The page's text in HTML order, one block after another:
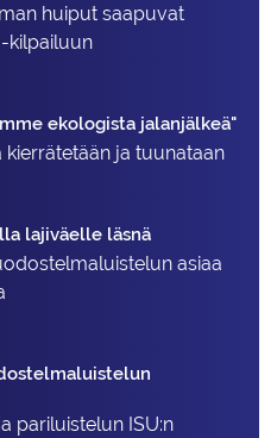
huiput saapuvat
kilpailuun
ekologista jalanjälkeä"
ja tuunataan
lajiväelle läsnä
asiaa
pariluistelun ISU:n